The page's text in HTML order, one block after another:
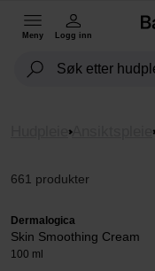
Meny Logg inn
Ansiktspleie
661 produkter
Dermalogica
Skin Smoothing Cream
100 ml